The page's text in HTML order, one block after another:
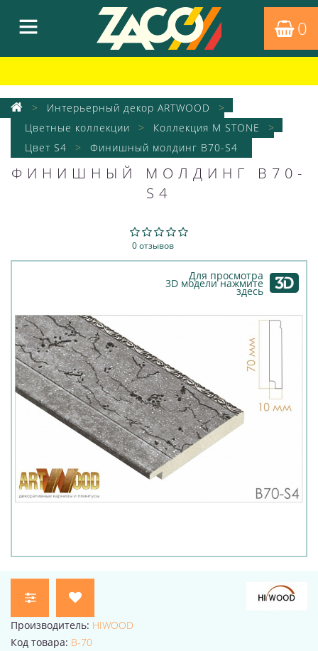
0
Интерьерный декор ARTWOOD
Цветные коллекции
Коллекция M STONE
Цвет S4
Финишный молдинг B70-S4
ФИНИШНЫЙ МОЛДИНГ B70-
S4
0 отзывов
Для просмотра
3D модели нажмите
здесь
Производитель: HIWOOD
Код товара: B-70